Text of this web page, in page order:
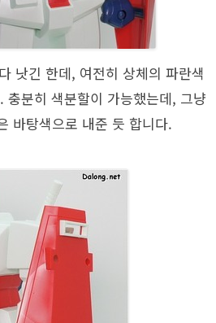
낫긴 한데, 여전히 상체의 파란색
충분히 색분할이 가능했는데, 그냥
바탕색으로 내준 듯 합니다.